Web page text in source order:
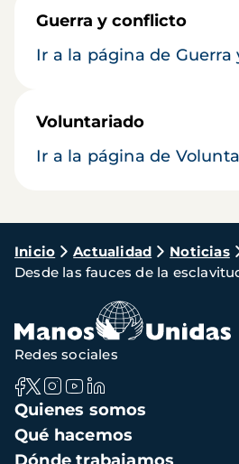
Guerra y conflicto
Ir a la página de Guerra
Voluntariado
Ir a la página de
Ruta
de
navegación
Inicio Actualidad
Noticias
Desde las fauces de la
Navegación
principal
Quienes somos
Qué hacemos
Redes sociales